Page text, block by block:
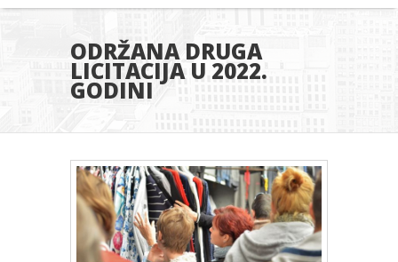
ODRŽANA DRUGA
LICITACIJA U 2022.
GODINI